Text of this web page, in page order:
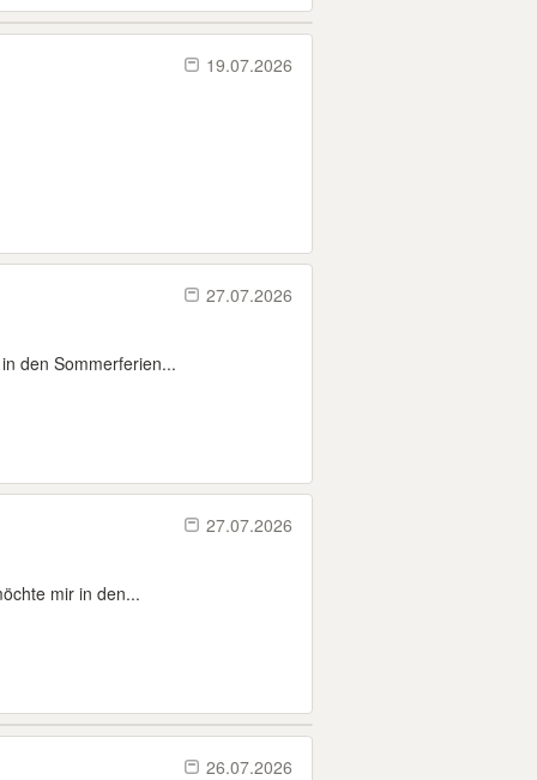
19.07.2026
27.07.2026
den Sommerferien...
27.07.2026
mir in den...
26.07.2026